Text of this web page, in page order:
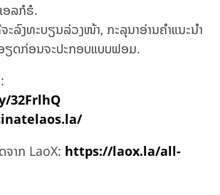
ອລກໍຮໍ.
ລົງທະບຽນລ່ວງໜ້າ, ກະລຸນາອ່ານຄຳແນະນຳ
ຽດກ່ອນຈະປະກອບແບບຟອມ.
32FrlhQ
າກ LaoX: https://laox.la/all-